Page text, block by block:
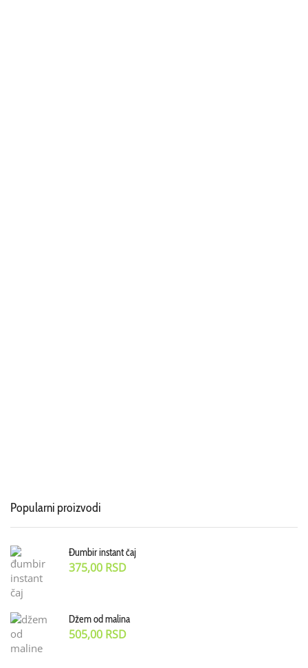
Popularni proizvodi
Đumbir instant čaj
375,00 RSD
Džem od malina
505,00 RSD